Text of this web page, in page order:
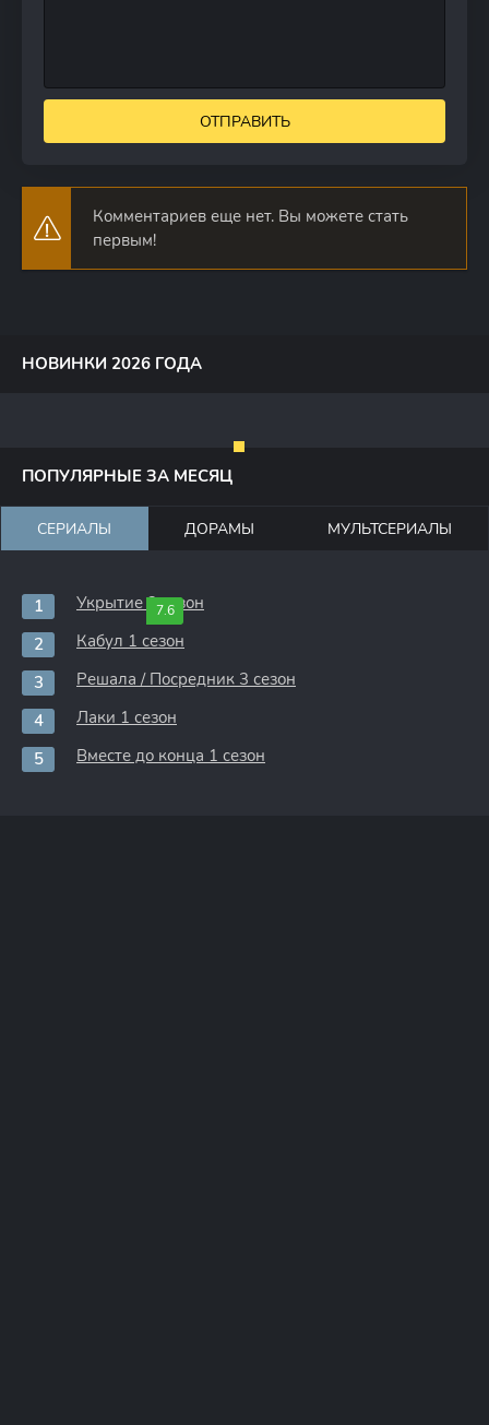
ОТПРАВИТЬ
Комментариев еще нет. Вы можете стать
первым!
НОВИНКИ 2026 ГОДА
ПОПУЛЯРНЫЕ ЗА МЕСЯЦ
СЕРИАЛЫ ДОРАМЫ МУЛЬТСЕРИАЛЫ
7.6
Укрытие 3 сезон
Кабул 1 сезон
Решала / Посредник 3 сезон
Лаки 1 сезон
Вместе до конца 1 сезон